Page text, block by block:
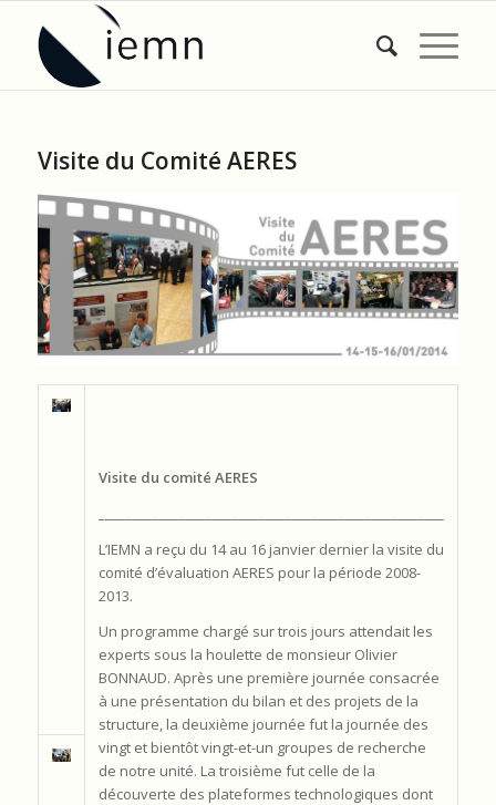
Visite du Comité AERES
Visite du comité AERES
L’IEMN a reçu du 14 au 16 janvier dernier la visite du
comité d’évaluation AERES pour la période 2008-
2013.
Un programme chargé sur trois jours attendait les
experts sous la houlette de monsieur Olivier
BONNAUD. Après une première journée consacrée
à une présentation du bilan et des projets de la
structure, la deuxième journée fut la journée des
vingt et bientôt vingt-et-un groupes de recherche
de notre unité. La troisième fut celle de la
découverte des plateformes technologiques dont